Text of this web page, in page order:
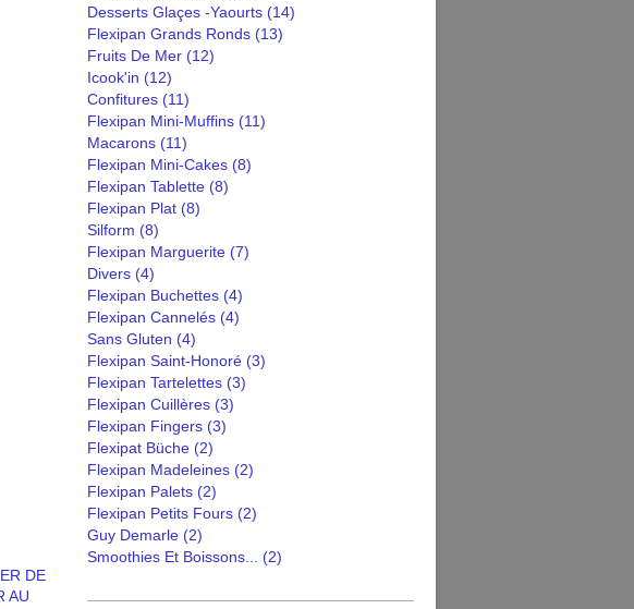
Desserts Glaçes -yaourts (14)
Flexipan Grands Ronds (13)
Fruits De Mer (12)
Icook'in (12)
Confitures (11)
Flexipan Mini-Muffins (11)
Macarons (11)
Flexipan Mini-Cakes (8)
Flexipan Tablette (8)
Flexipan Plat (8)
Silform (8)
Flexipan Marguerite (7)
Divers (4)
Flexipan Buchettes (4)
Flexipan Cannelés (4)
Sans Gluten (4)
Flexipan Saint-Honoré (3)
Flexipan Tartelettes (3)
Flexipan Cuillères (3)
Flexipan Fingers (3)
Flexipat Büche (2)
Flexipan Madeleines (2)
Flexipan Palets (2)
Flexipan Petits Fours (2)
Guy Demarle (2)
Smoothies Et Boissons...
(2)